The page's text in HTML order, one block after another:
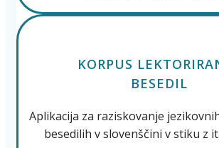
KORPUS
BESEDIL
Aplikacija za raziskovanje
besedilih v slovenščini v stiku z